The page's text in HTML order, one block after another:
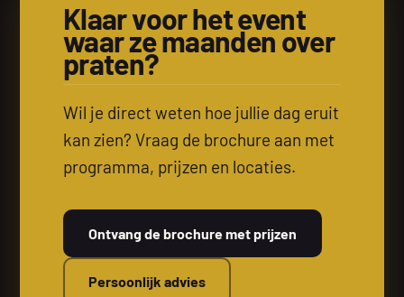
Klaar voor het event
waar ze maanden over
praten?
Wil je direct weten hoe jullie dag eruit
kan zien? Vraag de brochure aan met
programma, prijzen en locaties.
Ontvang de brochure met prijzen
Persoonlijk advies